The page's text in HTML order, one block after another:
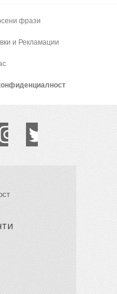
фрази
и Рекламации